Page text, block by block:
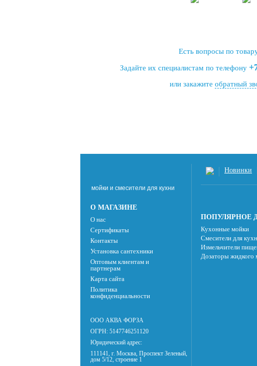
Есть вопросы по
Задайте их специалистам по телефону
или закажите обратный
мойки и смесители для кухни
О МАГАЗИНЕ
О нас
Сертификаты
Контакты
Установка сантехники
Оптовым клиентам и
партнерам
Карта сайта
Политика
конфиденциальности
ООО АКВА ФОРЗА
ОГРН: 5147746251120
Юридический адрес:
111141, г. Москва, Проспект Зеленый,
дом 5/12, строение 1
Новинки
ПОПУЛЯРНОЕ
Кухонные мойки
Смесители для
Измельчители
Дозаторы жидкого